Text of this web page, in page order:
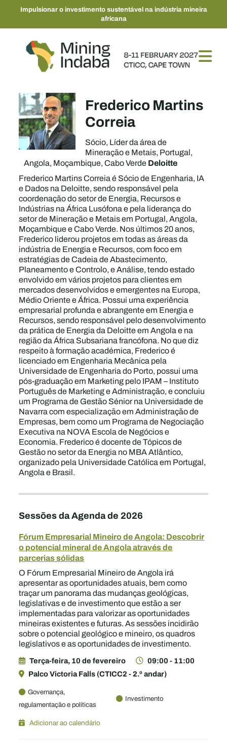
Impulsionar o investimento sustentável na indústria mineira
africana
Frederico Martins
Correia
Sócio, Líder da área de
Mineração e Metais, Portugal,
Angola, Moçambique, Cabo VerdeDeloitte
Frederico Martins Correia é Sócio de Engenharia, IA
e Dados na Deloitte, sendo responsável pela
coordenação do setor de Energia, Recursos e
Indústrias na África Lusófona e pela liderança do
setor de Mineração e Metais em Portugal, Angola,
Moçambique e Cabo Verde. Nos últimos 20 anos,
Frederico liderou projetos em todas as áreas da
indústria de Energia e Recursos, com foco em
estratégias de Cadeia de Abastecimento,
Planeamento e Controlo, e Análise, tendo estado
envolvido em vários projetos para clientes em
mercados desenvolvidos e emergentes na Europa,
Médio Oriente e África. Possui uma experiência
empresarial profunda e abrangente em Energia e
Recursos, sendo responsável pelo desenvolvimento
da prática de Energia da Deloitte em Angola e na
região da África Subsariana francófona. No que diz
respeito à formação académica, Frederico é
licenciado em Engenharia Mecânica pela
Universidade de Engenharia do Porto, possui uma
pós-graduação em Marketing pelo IPAM – Instituto
Português de Marketing e Administração, e concluiu
um Programa de Gestão Sénior na Universidade de
Navarra com especialização em Administração de
Empresas, bem como um Programa de Negociação
Executiva na NOVA Escola de Negócios e
Economia. Frederico é docente de Tópicos de
Gestão no setor da Energia no MBA Atlântico,
organizado pela Universidade Católica em Portugal,
Angola e Brasil.
Sessões da Agenda de 2026
Fórum Empresarial Mineiro de Angola: Descobrir
o potencial mineral de Angola através de
parcerias sólidas
O Fórum Empresarial Mineiro de Angola irá
apresentar as oportunidades atuais, bem como
traçar um panorama das mudanças geológicas,
legislativas e de investimento que estão a ser
implementadas para valorizar as oportunidades
mineiras existentes e futuras. As sessões incidirão
sobre o potencial geológico e mineiro, os quadros
legislativos e as oportunidades de investimento.
Terça-feira, 10 de fevereiro
09:00 - 11:00
Palco Victoria Falls (CTICC2 - 2.º andar)
Governança,
regulamentação e políticas
Investimento
Adicionar ao calendário